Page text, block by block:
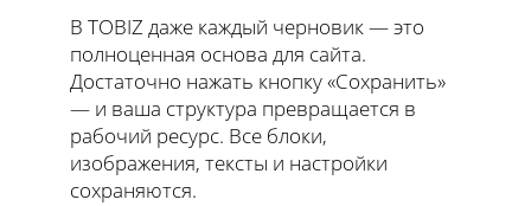
В TOBIZ даже каждый черновик — это
полноценная основа для сайта.
Достаточно нажать кнопку «Сохранить»
— и ваша структура превращается в
рабочий ресурс. Все блоки,
изображения, тексты и настройки
сохраняются.